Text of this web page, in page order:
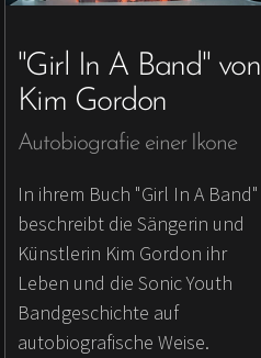
"Girl In A Band" von
Kim Gordon
Autobiografie einer Ikone
In ihrem Buch "Girl In A Band"
beschreibt die Sängerin und
Künstlerin Kim Gordon ihr
Leben und die Sonic Youth
Bandgeschichte auf
autobiografische Weise.